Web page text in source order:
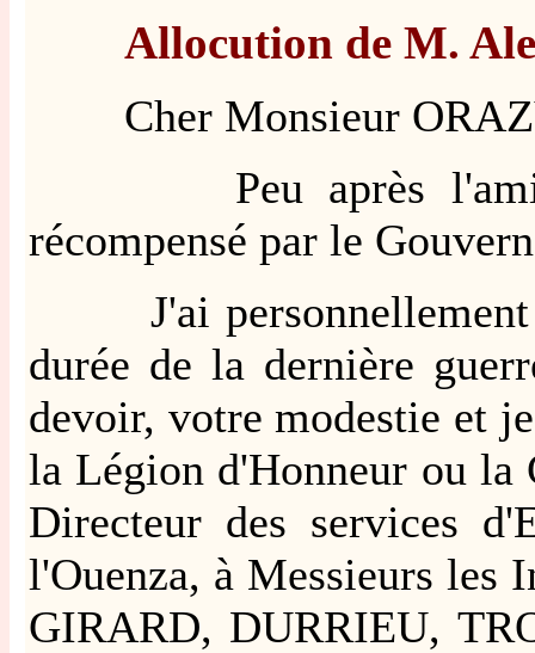
Allocution de M.
Cher Monsieur
Peu après l'ami
récompensé par le
J'ai personnellement
durée de la dernière
devoir, votre modestie et
la Légion d'Honneur ou
Directeur des services
l'Ouenza, à Messieurs les
GIRARD, DURRIEU,